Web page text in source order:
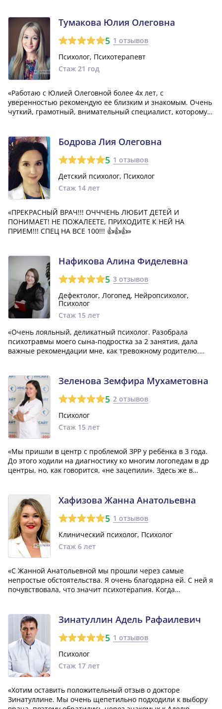
физиологическими сложностями! Я обязательн...»
Тумакова Юлия Олеговна
5 1 отзывов
Психолог, Психотерапевт
Стаж 21 год
«Работаю с Юлией Олеговной более 4х лет, с
уверенностью рекомендую ее близким и знакомым. Очень
чуткий, грамотный, внимательный специалист, которому я
Бодрова Лия Олеговна
5 1 отзывов
Детский психолог, Психолог
Стаж 14 лет
«ПРЕКРАСНЫЙ ВРАЧ!!! ОЧЧЧЕНЬ ЛЮБИТ ДЕТЕЙ И
ПОНИМАЕТ! НЕ ПОЖАЛЕЕТЕ, ПРИХОДИТЕ К НЕЙ НА
ПРИЕМ!!! СПЕЦ НА ВСЕ 100!!! 👍👍👍»
Нафикова Алина Фиделевна
5 3 отзывов
Дефектолог, Логопед, Нейропсихолог,
Психолог
Стаж 15 лет
«Очень лояльный, деликатный психолог. Разобрала
психотравмы моего сына-подростка за 2 занятия, дала
важные рекомендации мне, как тревожному родителю.
Зеленова Земфира Мухаметовна
5 2 отзывов
Психолог
Стаж 15 лет
«Мы пришли в центр с проблемой ЗРР у ребёнка в 3 года.
До этого ходили на диагностику ко многим логопедам в др
центры, но, как говорится, «не зацепили». Здесь же в
неврологическая и нужен комп...»
Хафизова Жанна Анатольевна
5 1 отзывов
Клинический психолог, Психолог
Стаж 6 лет
«С Жанной Анатольевной мы прошли через самые
непростые обстоятельства. Я очень благодарна ей. С ней я
почувствовала, что значит психотерапия. Когда
одной. Поэтому советую Жанну Анатолье...»
Зинатуллин Адель Рафаилевич
5 1 отзывов
Психолог
Стаж 17 лет
«Хотим оставить положительный отзыв о докторе
Зинатуллине. Мы очень щепетильно подходили к выбору